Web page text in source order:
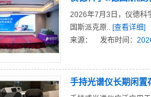
2026年7月3日，仪德科
国斯派克原.. [查看详细]
来源：
发布时间：
手持光谱仪长期闲置